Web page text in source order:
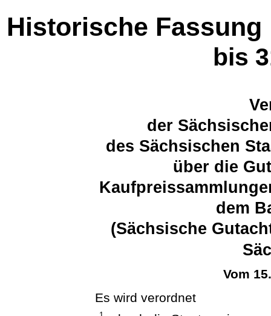
Historische Fassung
bis
der
des Sächsischen
über die
dem
(Sächsische
Vom
Es wird verordnet